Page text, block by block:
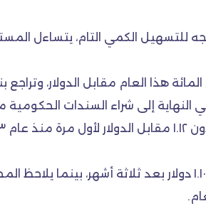
للتسهيل الكمي التام، يتساءل
النهاية إلى شراء السندات
ويتوقع بنك يو بي إس أن يتم تداول اليورو بقيمة ١.١٣ دولار بعد شهر،